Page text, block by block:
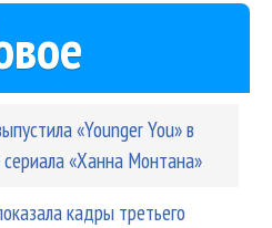
«Younger You» в
«Ханна Монтана»
кадры третьего